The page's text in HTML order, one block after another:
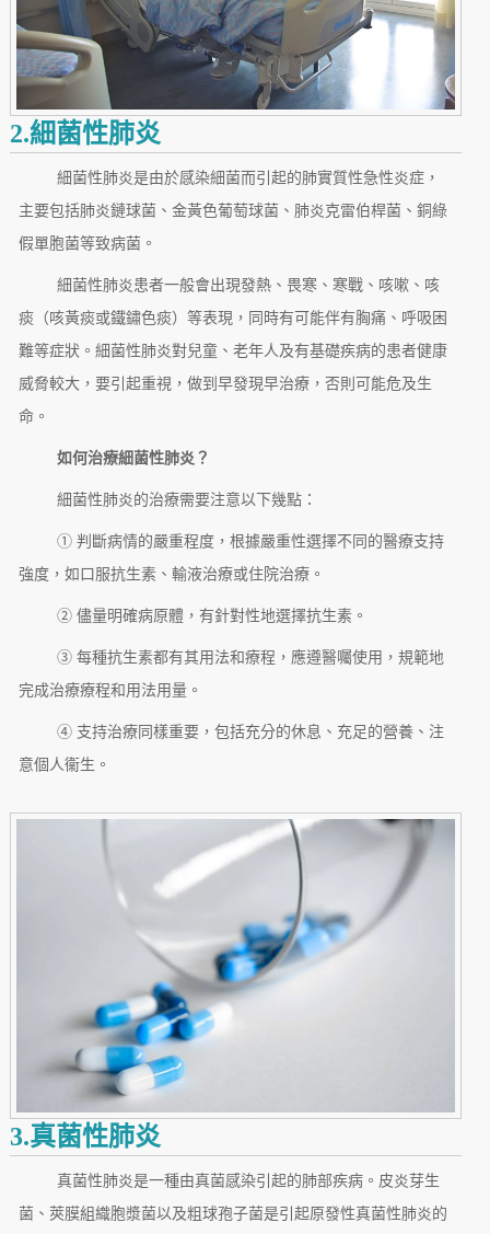
2.細菌性肺炎
細菌性肺炎是由於感染細菌而引起的肺實質性急性炎症，
主要包括肺炎鏈球菌、金黃色葡萄球菌、肺炎克雷伯桿菌、銅綠
假單胞菌等致病菌。
細菌性肺炎患者一般會出現發熱、畏寒、寒戰、咳嗽、咳
痰（咳黃痰或鐵鏽色痰）等表現，同時有可能伴有胸痛、呼吸困
難等症狀。細菌性肺炎對兒童、老年人及有基礎疾病的患者健康
威脅較大，要引起重視，做到早發現早治療，否則可能危及生
命。
如何治療細菌性肺炎？
細菌性肺炎的治療需要注意以下幾點：
① 判斷病情的嚴重程度，根據嚴重性選擇不同的醫療支持
強度，如口服抗生素、輸液治療或住院治療。
② 儘量明確病原體，有針對性地選擇抗生素。
③ 每種抗生素都有其用法和療程，應遵醫囑使用，規範地
完成治療療程和用法用量。
④ 支持治療同樣重要，包括充分的休息、充足的營養、注
意個人衞生。
3.真菌性肺炎
真菌性肺炎是一種由真菌感染引起的肺部疾病。皮炎芽生
菌、莢膜組織胞漿菌以及粗球孢子菌是引起原發性真菌性肺炎的